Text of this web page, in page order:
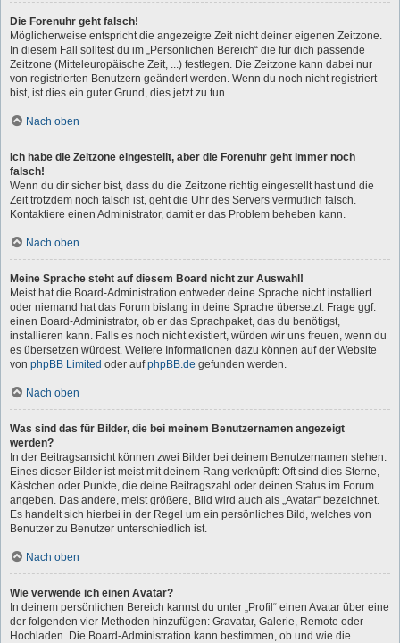
Die Forenuhr geht falsch!
Möglicherweise entspricht die angezeigte Zeit nicht deiner eigenen Zeitzone.
In diesem Fall solltest du im „Persönlichen Bereich“ die für dich passende
Zeitzone (Mitteleuropäische Zeit, ...) festlegen. Die Zeitzone kann dabei nur
von registrierten Benutzern geändert werden. Wenn du noch nicht registriert
bist, ist dies ein guter Grund, dies jetzt zu tun.
Nach oben
Ich habe die Zeitzone eingestellt, aber die Forenuhr geht immer noch
falsch!
Wenn du dir sicher bist, dass du die Zeitzone richtig eingestellt hast und die
Zeit trotzdem noch falsch ist, geht die Uhr des Servers vermutlich falsch.
Kontaktiere einen Administrator, damit er das Problem beheben kann.
Nach oben
Meine Sprache steht auf diesem Board nicht zur Auswahl!
Meist hat die Board-Administration entweder deine Sprache nicht installiert
oder niemand hat das Forum bislang in deine Sprache übersetzt. Frage ggf.
einen Board-Administrator, ob er das Sprachpaket, das du benötigst,
installieren kann. Falls es noch nicht existiert, würden wir uns freuen, wenn du
es übersetzen würdest. Weitere Informationen dazu können auf der Website
von phpBB Limited oder aufphpBB.de gefunden werden.
Nach oben
Was sind das für Bilder, die bei meinem Benutzernamen angezeigt
werden?
In der Beitragsansicht können zwei Bilder bei deinem Benutzernamen stehen.
Eines dieser Bilder ist meist mit deinem Rang verknüpft: Oft sind dies Sterne,
Kästchen oder Punkte, die deine Beitragszahl oder deinen Status im Forum
angeben. Das andere, meist größere, Bild wird auch als „Avatar“ bezeichnet.
Es handelt sich hierbei in der Regel um ein persönliches Bild, welches von
Benutzer zu Benutzer unterschiedlich ist.
Nach oben
Wie verwende ich einen Avatar?
In deinem persönlichen Bereich kannst du unter „Profil“ einen Avatar über eine
der folgenden vier Methoden hinzufügen: Gravatar, Galerie, Remote oder
Hochladen. Die Board-Administration kann bestimmen, ob und wie die